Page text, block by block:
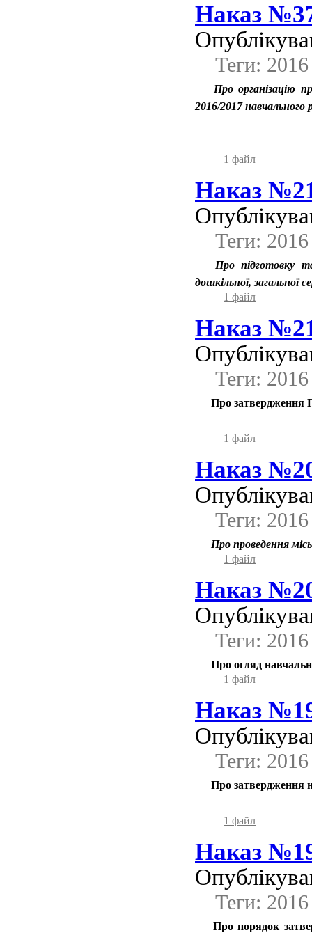
Наказ
Теги: 2016
Про організацію
2016/2017 навчального
1 файл
Наказ
Теги: 2016
Про підготовку
дошкільної, загальної
1 файл
Наказ
Теги: 2016
Про затвердження
1 файл
Наказ
Теги: 2016
Про проведення
1 файл
Наказ
Теги: 2016
Про огляд
1 файл
Наказ
Теги: 2016
Про затвердження
1 файл
Наказ
Теги: 2016
Про порядок